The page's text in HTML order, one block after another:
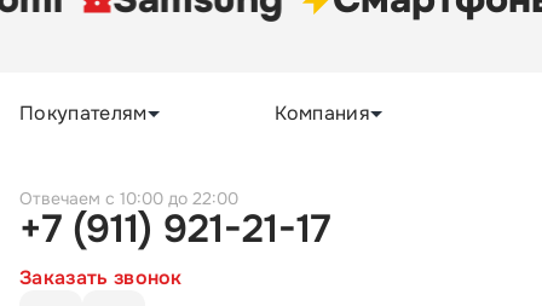
Покупателям Компания
c 10:00 до 22:00
+7 (911) 921-21-17
Заказать звонок